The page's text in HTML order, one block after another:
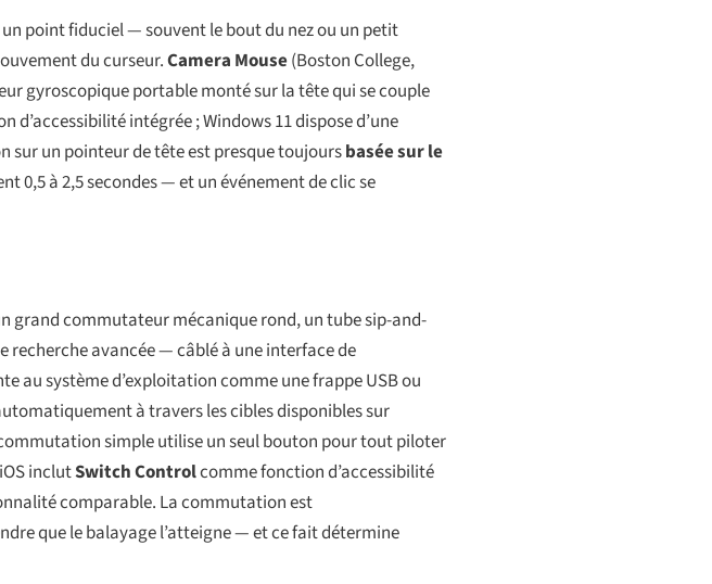
point fiduciel — souvent le bout du nez ou un petit
du curseur.Camera Mouse(Boston College,
gyroscopique portable monté sur la tête qui se couple
d’accessibilité intégrée ; Windows 11 dispose d’une
sur un pointeur de tête est presque toujoursbasée sur le
0,5 à 2,5 secondes — et un événement de clic se
grand commutateur mécanique rond, un tube sip-and-
recherche avancée — câblé à une interface de
au système d’exploitation comme une frappe USB ou
à travers les cibles disponibles sur
simple utilise un seul bouton pour tout piloter
inclutSwitch Controlcomme fonction d’accessibilité
comparable. La commutation est
que le balayage l’atteigne — et ce fait détermine